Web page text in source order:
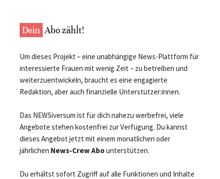
Dein Abo zählt!
Um dieses Projekt – eine unabhängige News-Plattform für
interessierte Frauen mit wenig Zeit – zu betreiben und
weiterzuentwickeln, braucht es eine engagierte
Redaktion, aber auch finanzielle Unterstützer:innen.
Das NEWSiversum ist für dich nahezu werbefrei, viele
Angebote stehen kostenfrei zur Verfügung. Du kannst
dieses Angebot jetzt mit einem monatlichen oder
jährlichen News-Crew Abounterstützen.
Du erhältst sofort Zugriff auf alle Funktionen und Inhalte